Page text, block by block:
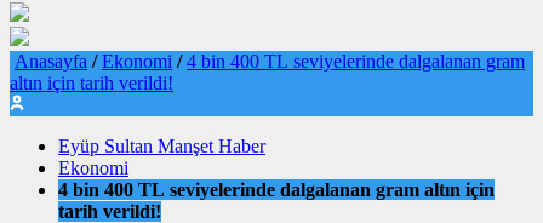
Anasayfa / Ekonomi / 4 bin 400 TL seviyelerinde dalgalanan gram
altın için tarih verildi!
Eyüp Sultan Manşet Haber
Ekonomi
4 bin 400 TL seviyelerinde dalgalanan gram altın için
tarih verildi!